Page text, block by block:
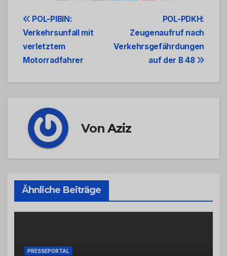
Beitrags-
Navigation
POL-PDKH:
Zeugenaufruf nach
Verkehrsgefährdungen
auf der B 48
POL-PIBIN:
Verkehrsunfall mit
verletztem
Motorradfahrer
VonAziz
Ähnliche Beiträge
PRESSEPORTAL